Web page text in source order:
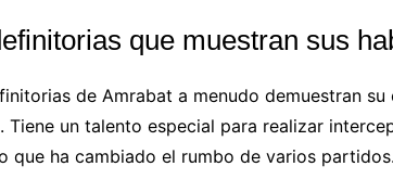
que muestran sus
de Amrabat a menudo demuestran
Tiene un talento especial para realizar
que ha cambiado el rumbo de varios partidos.